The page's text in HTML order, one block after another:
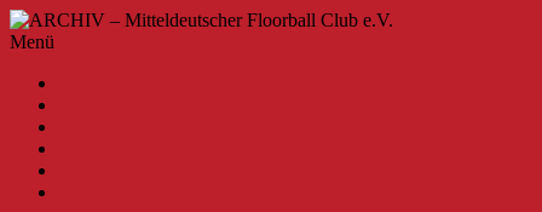
Zum
Inhalt
ARCHIV
Mitteldeutscher
Floorball
Club
e.V.
Menü